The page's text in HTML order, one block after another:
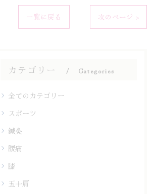
一覧に戻る 次のページ >
カテゴリー Categories
全てのカテゴリー
スポーツ
鍼灸
腰痛
膝
五十肩